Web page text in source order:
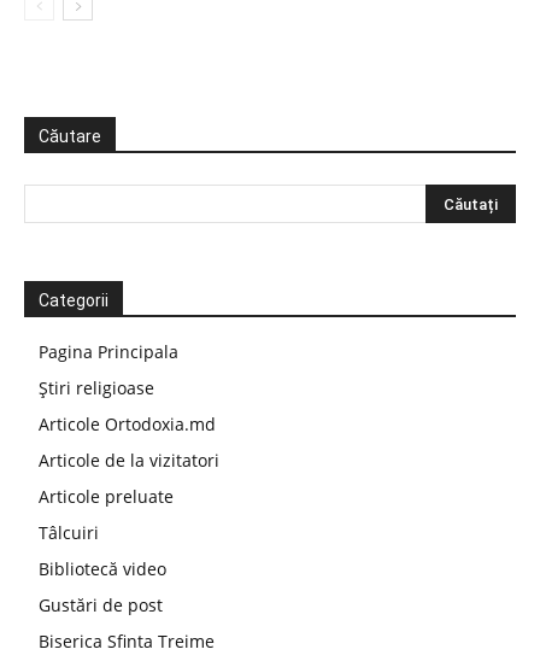
Căutare
Categorii
Pagina Principala
Știri religioase
Articole Ortodoxia.md
Articole de la vizitatori
Articole preluate
Tâlcuiri
Bibliotecă video
Gustări de post
Biserica Sfinta Treime